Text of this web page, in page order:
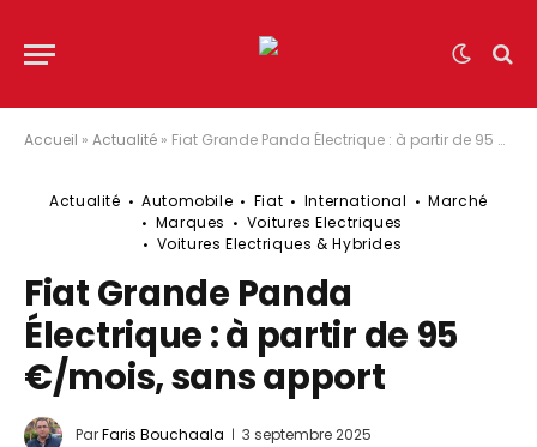
Accueil » Actualité » Fiat Grande Panda Électrique : à partir de 95 €/mois, sans apport
Actualité Automobile Fiat International
Marché
Marques
Voitures Electriques
Voitures Electriques & Hybrides
Fiat Grande Panda
Électrique : à partir de 95
€/mois, sans apport
ParFaris Bouchaala 3 septembre 2025